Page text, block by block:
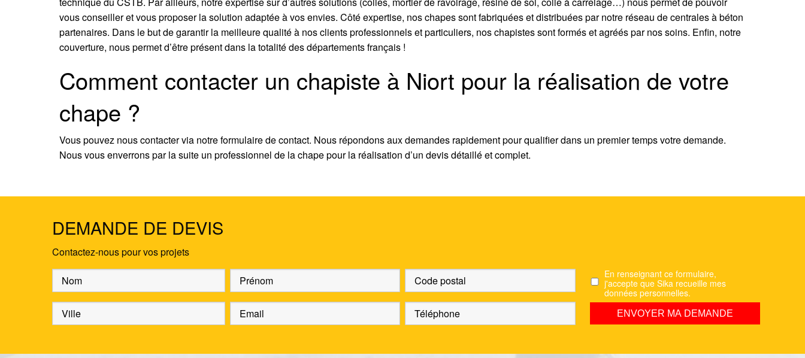
vous conseiller et vous proposer la solution adaptée à vos envies. Côté expertise, nos chapes sont fabriquées et distribuées par notre réseau de centrales à béton
partenaires. Dans le but de garantir la meilleure qualité à nos clients professionnels et particuliers, nos chapistes sont formés et agréés par nos soins. Enfin, notre
couverture, nous permet d’être présent dans la totalité des départements français !
Comment contacter un chapiste à Niort pour la réalisation de votre
chape ?
Vous pouvez nous contacter via notre formulaire de contact. Nous répondons aux demandes rapidement pour qualifier dans un premier temps votre demande.
Nous vous enverrons par la suite un professionnel de la chape pour la réalisation d’un devis détaillé et complet.
DEMANDE DE DEVIS
Contactez-nous pour vos projets
En renseignant ce formulaire,
j'accepte que Sika recueille mes
données personnelles.